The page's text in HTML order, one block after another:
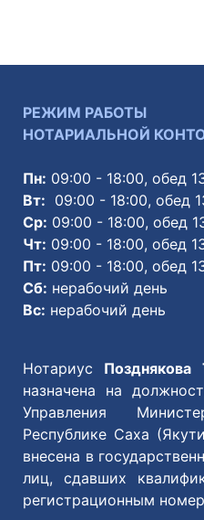
РЕЖИМ РАБОТЫ
НОТАРИАЛЬНОЙ
Пн: 09:00 - 18:00, обед
Вт: 09:00 - 18:00, обед
Ср: 09:00 - 18:00, обед
Чт: 09:00 - 18:00, обед
Пт: 09:00 - 18:00, обед
Сб: нерабочий день
Вс: нерабочий день
Нотариус Позднякова
назначена на
Управления
Республике Саха
внесена в
лиц, сдавших
регистрационным